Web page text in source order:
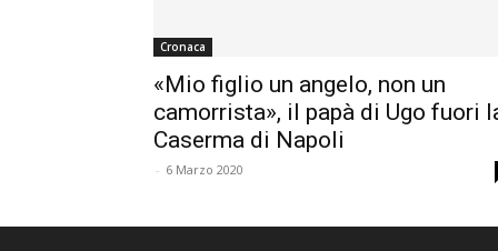
Cronaca
«Mio figlio un angelo, non un
camorrista», il papà di Ugo fuori
Caserma di Napoli
- 6 Marzo 2020